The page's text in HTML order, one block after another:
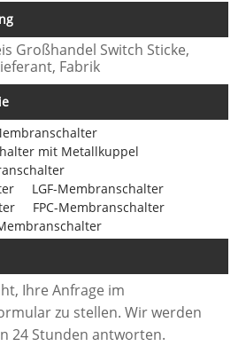
Großhandel Switch Sticke,
Fabrik
mit Metallkuppel
LGF-Membranschalter
FPC-Membranschalter
Ihre Anfrage im
zu stellen. Wir werden
24 Stunden antworten.